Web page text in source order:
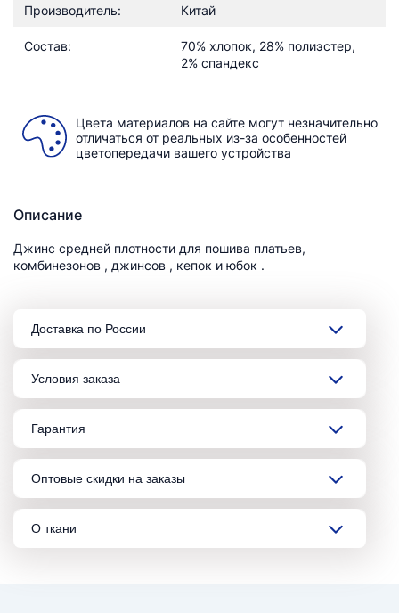
Производитель: Китай
Состав:
70% хлопок, 28% полиэстер,
2% спандекс
Цвета материалов на сайте могут незначительно
отличаться от реальных из-за особенностей
цветопередачи вашего устройства
Описание
Джинс средней плотности для пошива платьев,
комбинезонов , джинсов , кепок и юбок .
Доставка по России
Условия заказа
Гарантия
Оптовые скидки на заказы
О ткани